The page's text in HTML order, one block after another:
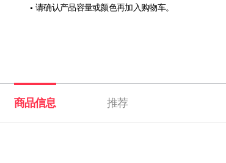
请确认产品容量或颜色再加入购物车。
商品信息 推荐